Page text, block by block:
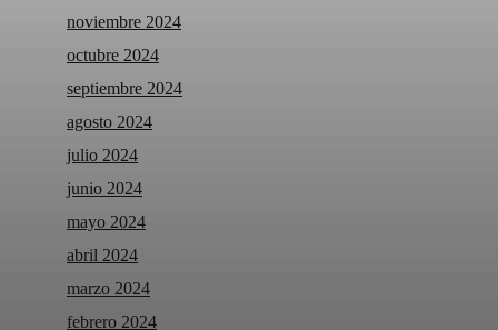
noviembre 2024
octubre 2024
septiembre 2024
agosto 2024
julio 2024
junio 2024
mayo 2024
abril 2024
marzo 2024
febrero 2024